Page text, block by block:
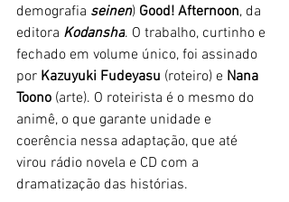
demografia seinen) Good! Afternoon, da
editora Kodansha. O trabalho, curtinho e
fechado em volume único, foi assinado
por Kazuyuki Fudeyasu (roteiro) e Nana
Toono (arte). O roteirista é o mesmo do
animê, o que garante unidade e
coerência nessa adaptação, que até
virou rádio novela e CD com a
dramatização das histórias.